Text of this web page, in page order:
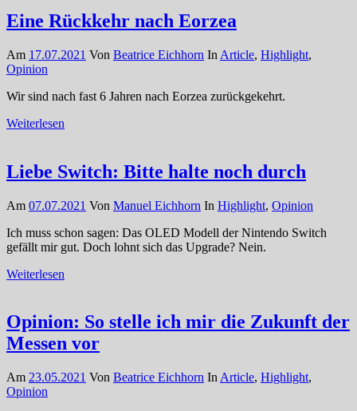
Eine Rückkehr nach Eorzea
Am 17.07.2021 Von Beatrice Eichhorn In Article, Highlight,
Opinion
Wir sind nach fast 6 Jahren nach Eorzea zurückgekehrt.
Weiterlesen
Liebe Switch: Bitte halte noch durch
Am 07.07.2021 Von Manuel Eichhorn In Highlight, Opinion
Ich muss schon sagen: Das OLED Modell der Nintendo Switch
gefällt mir gut. Doch lohnt sich das Upgrade? Nein.
Weiterlesen
Opinion: So stelle ich mir die Zukunft der
Messen vor
Am 23.05.2021 Von Beatrice Eichhorn In Article, Highlight,
Opinion